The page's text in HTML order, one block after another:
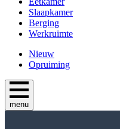
Slaapkamer
Berging
Werkruimte
Nieuw
Opruiming
menu